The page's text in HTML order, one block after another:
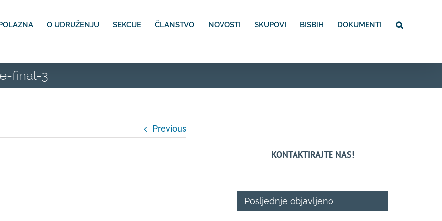
O UDRUŽENJU SEKCIJE ČLANSTVO NOVOSTI SKUPOVI BISBiH DOKUMENTI
final-3
Previous
KONTAKTIRAJTE NAS!
Posljednje objavljeno